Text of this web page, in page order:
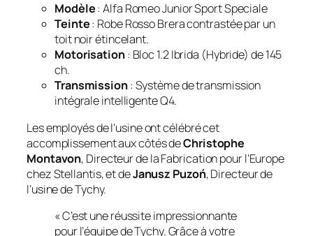
Modèle: Alfa Romeo Junior Sport Speciale
Teinte: RobeRosso Breracontrastée par un
toit noir étincelant.
Motorisation: Bloc 1.2 Ibrida (Hybride) de 145
ch.
Transmission: Système de transmission
intégrale intelligente Q4.
Les employés de l’usine ont célébré cet
accomplissement aux côtés deChristophe
Montavon, Directeur de la Fabrication pour l’Europe
chez Stellantis, et deJanusz Puzoń, Directeur de
l’usine de Tychy.
« C’est une réussite impressionnante
pour l’équipe de Tychy. Grâce à votre